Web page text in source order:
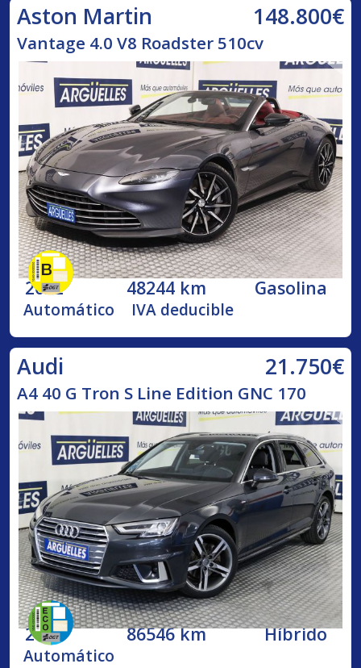
Aston Martin 148.800€
Vantage 4.0 V8 Roadster 510cv
2022 48244 km Gasolina
Automático IVA deducible
Audi 21.750€
A4 40 G Tron S Line Edition GNC 170
2020 86546 km Híbrido
Automático